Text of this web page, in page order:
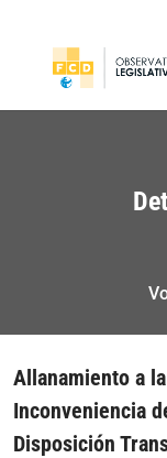
Allanamiento a
Inconveniencia
Disposición